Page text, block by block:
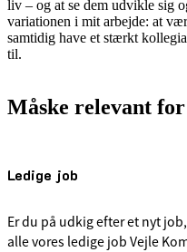
liv – og at se dem udvikle sig
variationen i mit arbejde: at
samtidig have et stærkt
til.
Måske relevant
Ledige job
Er du på udkig efter et nyt
alle vores ledige job Vejle